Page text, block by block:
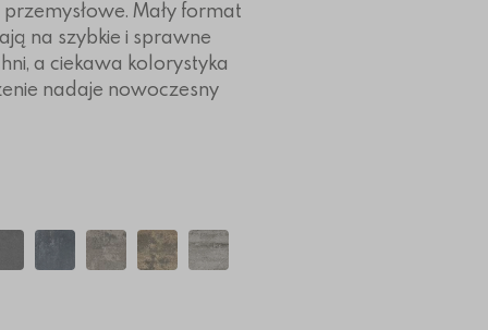
Mały format
na szybkie i sprawne
a ciekawa kolorystyka
nadaje nowoczesny